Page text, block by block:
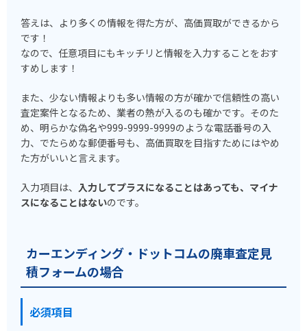
答えは、より多くの情報を得た方が、高価買取ができるから
です！
なので、任意項目にもキッチリと情報を入力することをおす
すめします！
また、少ない情報よりも多い情報の方が確かで信頼性の高い
査定案件となるため、業者の熱が入るのも確かです。そのた
め、明らかな偽名や999-9999-9999のような電話番号の入
力、でたらめな郵便番号も、高価買取を目指すためにはやめ
た方がいいと言えます。
入力項目は、 入力してプラスになることはあっても、マイナ
スになることはないのです。
カーエンディング・ドットコムの廃車査定見
積フォームの場合
必須項目